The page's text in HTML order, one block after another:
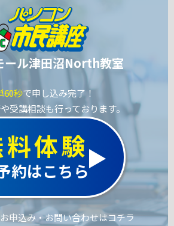
ール津田沼North教室
60秒で申し込み完了！
受講相談も行っております。
体験
約はこちら
申込み・お問い合わせはコチラ